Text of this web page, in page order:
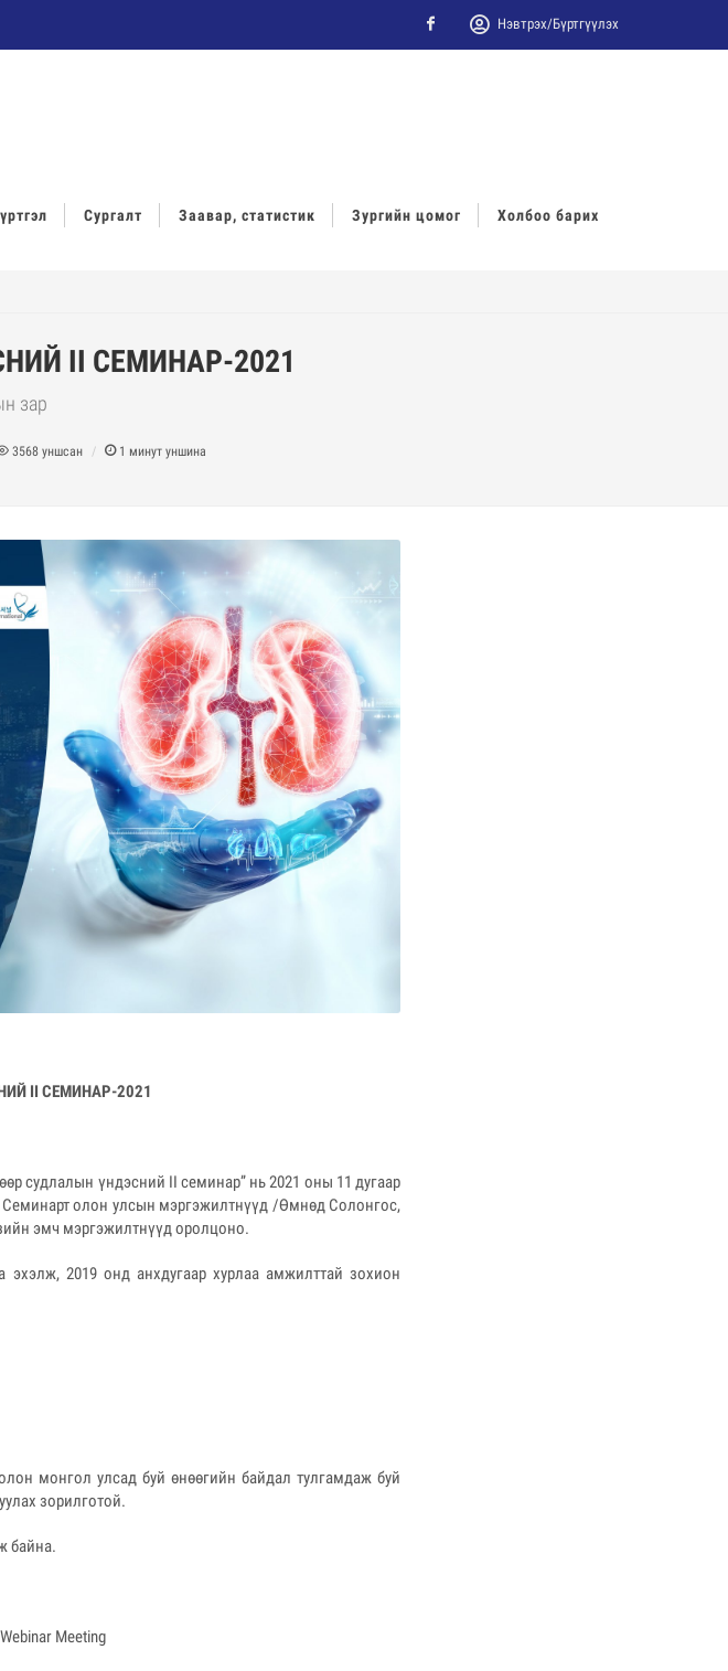
Нэвтрэх/Бүртгүүлэх
Сургалт Заавар, статистик Зургийн цомог Холбоо барих
II СЕМИНАР-2021
зар
3568 уншсан 1 минут уншина
II СЕМИНАР-2021
судлалын үндэсний II семинар” нь 2021 оны 11 дугаар
олон улсын мэргэжилтнүүд /Өмнөд Солонгос,
эмч мэргэжилтнүүд оролцоно.
2019 онд анхдугаар хурлаа амжилттай зохион
монгол улсад буй өнөөгийн байдал тулгамдаж буй
зорилготой.
байна.
Meeting